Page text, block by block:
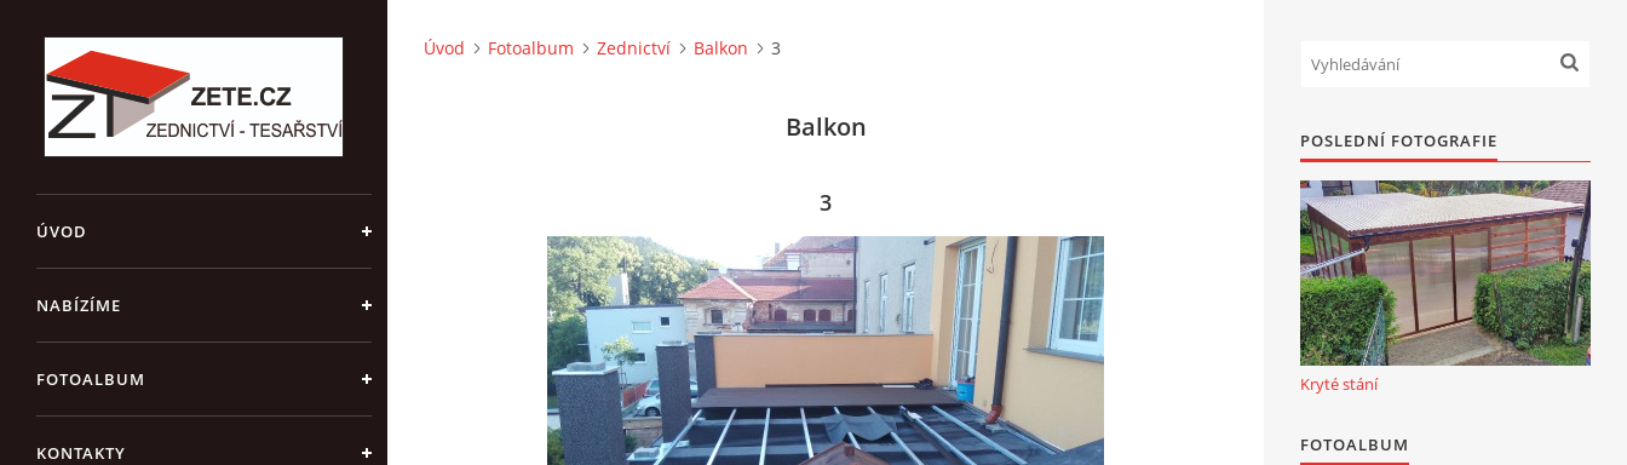
ÚVOD
NABÍZÍME
FOTOALBUM
KONTAKTY
Úvod Fotoalbum Zednictví Balkon 3
Balkon
3
POSLEDNÍ FOTOGRAFIE
Kryté stání
FOTOALBUM